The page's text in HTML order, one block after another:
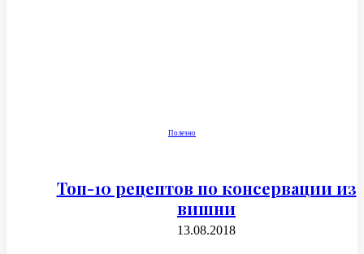
Полезно
Топ-10 рецептов по консервации из
вишни
13.08.2018